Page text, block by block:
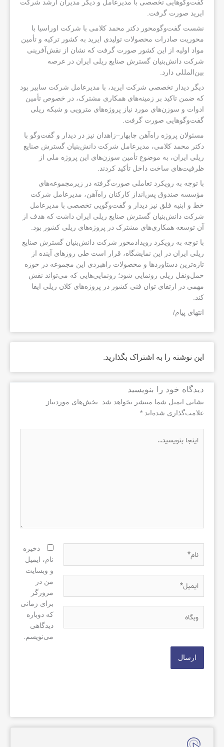
گفت‌وگوهایی تخصصی با مدیرعامل و دیگر مدیران ارشد شرکت
ایرید صورت گرفت.
نشست گفت‌وگومحور دکتر محمد کلامی با شرکت اوراسیا با
محوریت صادرات محصولات تولیدی ایرید به کشور ترکیه و تأمین
مواد اولیه از این کشور صورت گرفت که نشان از نقش‌آفرینی
شرکت دانش‌بنیان گسترش صنایع ریلی ایران در عرصه
بین‌المللی دارد.
دیگر دیدار تخصصی شرکت ایرید، با مدیرعامل شرکت سابیر بود
که ضمن تاکید بر زمینه‌های همکاری مشترک، در خصوص تأمین
ادوات و سوزن‌های مورد نیاز پروژه‌های مترویی و شبکه ریلی
گفت‌وگوهایی صورت گرفت.
مسئولان پروژه راه‌آهن چابهار–زاهدان نیز در دیدار و گفت‌وگو با
دکتر محمد کلامی، مدیرعامل شرکت دانش‌بنیان گسترش صنایع
ریلی ایران، به موضوع تأمین سوزن‌های این پروژه ملی از
ظرفیت‌های ساخت داخل تأکيد کردند.
با توجه به رویکرد تعاملی صورت‌گرفته در زیرمجموعه‌های
مؤسسه صندوق پس‌انداز کارکنان راه‌آهن، مدیرعامل شرکت
خط و ابنیه فلق نیز دیدار و گفت‌وگویی تخصصی با مدیرعامل
شرکت دانش‌بنیان گسترش صنایع ریلی ایران داشت که هدف از
آن توسعه همکاری‌های مشترک در پروژه‌های ریلی کشور بود.
با توجه به رویکرد رویدادمحور شرکت دانش‌بنیان گسترش صنایع
ریلی ایران در این نمایشگاه، قرار است طی روزهای آینده از
تازه‌ترین دستاوردها و محصولات راهبردی این مجموعه در حوزه
حمل‌ونقل ریلی رونمایی شود؛ رونمایی‌هایی که می‌تواند نقش
مهمی در ارتقای توان فنی کشور در پروژه‌های کلان ریلی ایفا
کند.
انتهای پیام/
این نوشته را به اشتراک بگذارید.
دیدگاه‌ خود را بنویسید
نشانی ایمیل شما منتشر نخواهد شد.
بخش‌های موردنیاز
علامت‌گذاری شده‌اند *
بنویسید…
ذخیره
نام، ایمیل
و وبسایت
من در
مرورگر
برای زمانی
که دوباره
دیدگاهی
می‌نویسم.